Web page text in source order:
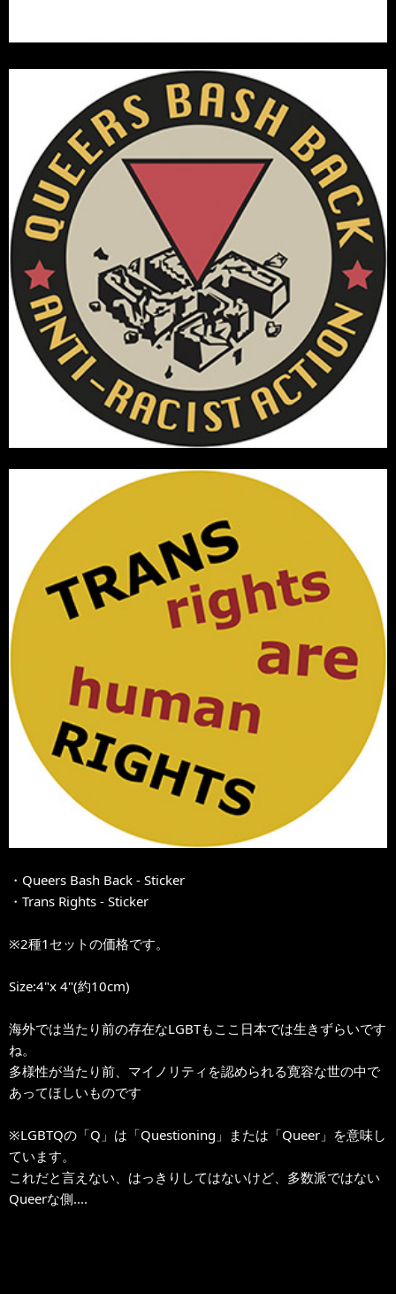
・Queers Bash Back - Sticker
・Trans Rights - Sticker
※2種1セットの価格です。
Size:4"x 4"(約10cm)
海外では当たり前の存在なLGBTもここ日本では生きずらいです
ね。
多様性が当たり前、マイノリティを認められる寛容な世の中で
あってほしいものです
※LGBTQの「Q」は「Questioning」または「Queer」を意味し
ています。
これだと言えない、はっきりしてはないけど、多数派ではない
Queerな側....